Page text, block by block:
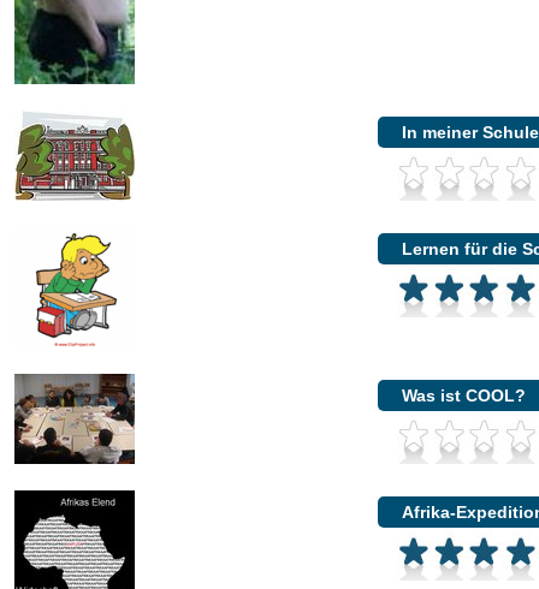
In meiner Schule
Lernen für die
Was ist COOL?
Afrika-